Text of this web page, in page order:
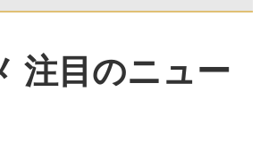
注目のニュー